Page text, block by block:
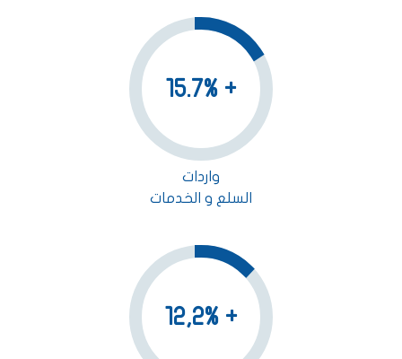
+ 15.7%
واردات
السلع و الخدمات
+ 12,2%